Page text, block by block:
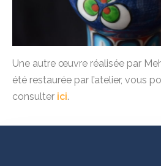
Une autre œuvre réalisée par
été restaurée par l’atelier, vous
consulter ici.